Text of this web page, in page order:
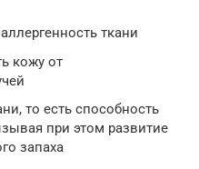
ткани
кожу от
то есть способность
при этом развитие
запаха